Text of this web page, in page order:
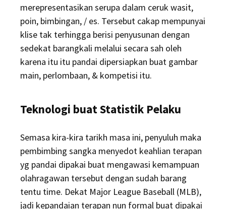
merepresentasikan serupa dalam ceruk wasit,
poin, bimbingan, / es. Tersebut cakap mempunyai
klise tak terhingga berisi penyusunan dengan
sedekat barangkali melalui secara sah oleh
karena itu itu pandai dipersiapkan buat gambar
main, perlombaan, & kompetisi itu.
Teknologi buat Statistik Pelaku
Semasa kira-kira tarikh masa ini, penyuluh maka
pembimbing sangka menyedot keahlian terapan
yg pandai dipakai buat mengawasi kemampuan
olahragawan tersebut dengan sudah barang
tentu time. Dekat Major League Baseball (MLB),
jadi kepandaian terapan nun formal buat dipakai